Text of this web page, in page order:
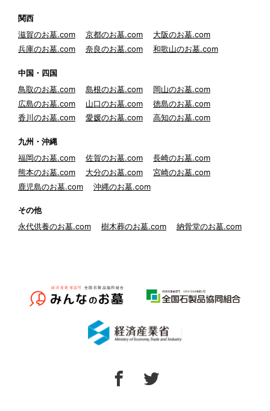
関西
滋賀のお墓.com
京都のお墓.com
大阪のお墓.com
兵庫のお墓.com
奈良のお墓.com 和歌山のお墓.com
中国・四国
鳥取のお墓.com
島根のお墓.com
岡山のお墓.com
広島のお墓.com
山口のお墓.com
徳島のお墓.com
香川のお墓.com
愛媛のお墓.com 高知のお墓.com
九州・沖縄
福岡のお墓.com
佐賀のお墓.com
長崎のお墓.com
熊本のお墓.com
大分のお墓.com
宮崎のお墓.com
鹿児島のお墓.com
沖縄のお墓.com
その他
永代供養のお墓.com
樹木葬のお墓.com 納骨堂のお墓.com